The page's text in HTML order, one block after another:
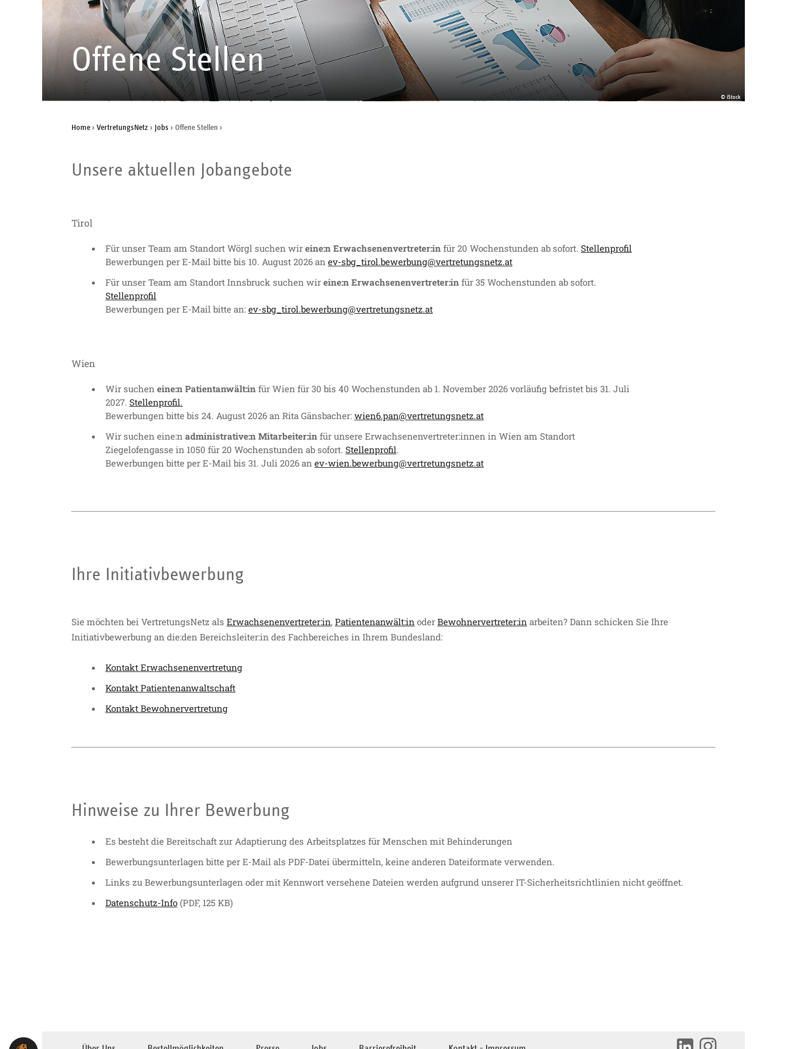
© iStock
Offene Stellen
Home › VertretungsNetz › Jobs › Offene Stellen ›
Unsere aktuellen Jobangebote
Tirol
Für unser Team am Standort Wörgl suchen wir eine:n Erwachsenenvertreter:in für 20 Wochenstunden ab sofort. Stellenprofil
Bewerbungen per E-Mail bitte bis 10. August 2026 an ev-sbg_tirol.bewerbung@vertretungsnetz.at
Für unser Team am Standort Innsbruck suchen wir eine:n Erwachsenenvertreter:in für 35 Wochenstunden ab sofort.
Stellenprofil
Bewerbungen per E-Mail bitte an: ev-sbg_tirol.bewerbung@vertretungsnetz.at
Wien
Wir suchen eine:n Patientanwält:in für Wien für 30 bis 40 Wochenstunden ab 1. November 2026 vorläufig befristet bis 31. Juli
2027. Stellenprofil.
Bewerbungen bitte bis 24. August 2026 an Rita Gänsbacher: wien6.pan@vertretungsnetz.at
Wir suchen eine:n administrative:n Mitarbeiter:in für unsere Erwachsenenvertreter:innen in Wien am Standort
Ziegelofengasse in 1050 für 20 Wochenstunden ab sofort. Stellenprofil.
Bewerbungen bitte per E-Mail bis 31. Juli 2026 an ev-wien.bewerbung@vertretungsnetz.at
Ihre Initiativbewerbung
Sie möchten bei VertretungsNetz als Erwachsenenvertreter:in, Patientenanwält:in oder Bewohnervertreter:in arbeiten? Dann schicken Sie Ihre
Initiativbewerbung an die:den Bereichsleiter:in des Fachbereiches in Ihrem Bundesland:
Kontakt Erwachsenenvertretung
Kontakt Patientenanwaltschaft
Kontakt Bewohnervertretung
Hinweise zu Ihrer Bewerbung
Es besteht die Bereitschaft zur Adaptierung des Arbeitsplatzes für Menschen mit Behinderungen
Bewerbungsunterlagen bitte per E-Mail als PDF-Datei übermitteln, keine anderen Dateiformate verwenden.
Links zu Bewerbungsunterlagen oder mit Kennwort versehene Dateien werden aufgrund unserer IT-Sicherheitsrichtlinien nicht geöffnet.
Datenschutz-Info (PDF, 125 KB)